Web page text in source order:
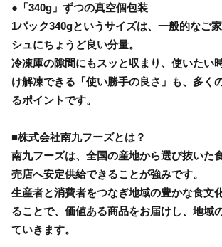
●「340g」ずつの真空個包装
1パック340gというサイズは、一般的なご
シュにちょうど良い分量。
冷凍庫の隙間にもスッと収まり、使いたい
け解凍できる「使い勝手の良さ」も、多く
るポイントです。
■株式会社南九フーズとは？
南九フーズは、全国の産地から選び抜いた
売店へ安定供給できることが強みです。
生産者と消費者をつなぎ地域の豊かな食文
ることで、価値ある商品をお届けし、地域
ていきます。